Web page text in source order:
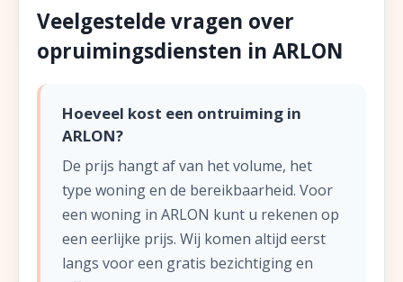
Veelgestelde vragen over
opruimingsdiensten in ARLON
Hoeveel kost een ontruiming in
ARLON?
De prijs hangt af van het volume, het
type woning en de bereikbaarheid. Voor
een woning in ARLON kunt u rekenen op
een eerlijke prijs. Wij komen altijd eerst
langs voor een gratis bezichtiging en